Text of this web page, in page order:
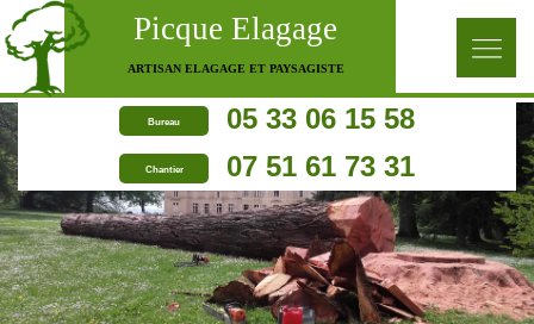
Picque Elagage
ARTISAN ELAGAGE ET PAYSAGISTE
Bureau 05 33 06 15 58
Chantier 07 51 61 73 31